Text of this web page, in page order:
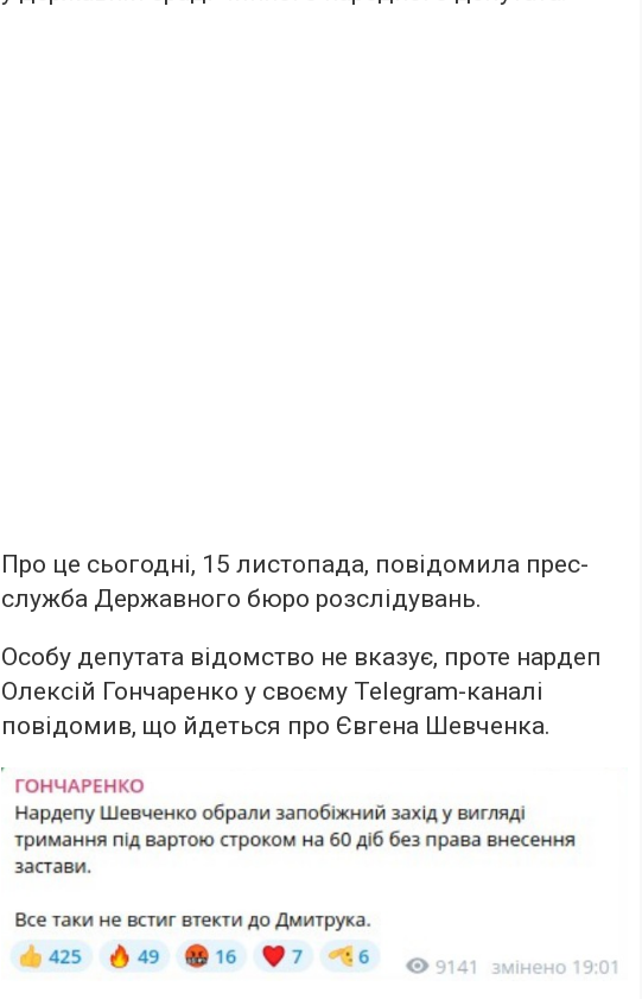
Про це сьогодні, 15 листопада, повідомила прес-
служба Державного бюро розслідувань.
Особу депутата відомство не вказує, проте нардеп
Олексій Гончаренко у своєму Telegram-каналі
повідомив, що йдеться про Євгена Шевченка.